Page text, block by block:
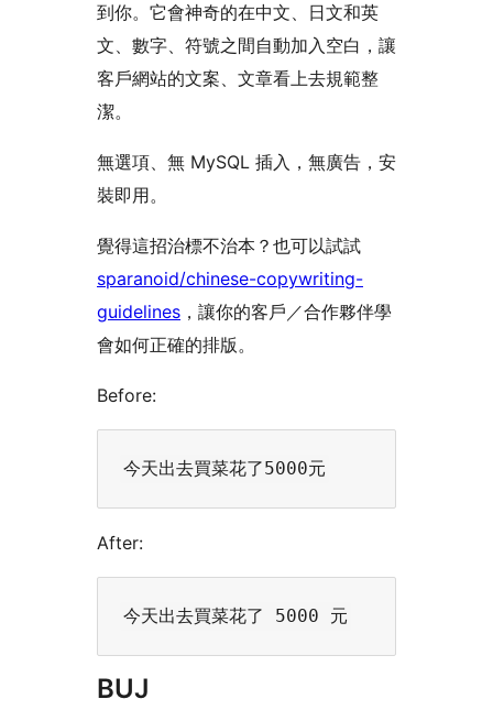
到你。它會神奇的在中文、日文和英
文、數字、符號之間自動加入空白，讓
客戶網站的文案、文章看上去規範整
潔。
無選項、無 MySQL 插入，無廣告，安
裝即用。
覺得這招治標不治本？也可以試試
sparanoid/chinese-copywriting-
guidelines ，讓你的客戶／合作夥伴學
會如何正確的排版。
Before:
After:
BUJ